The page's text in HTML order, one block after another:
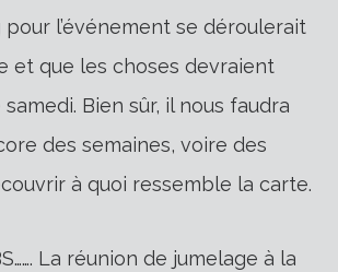
l’événement se déroulerait
et que les choses devraient
Bien sûr, il nous faudra
des semaines, voire des
à quoi ressemble la carte.
La réunion de jumelage à la